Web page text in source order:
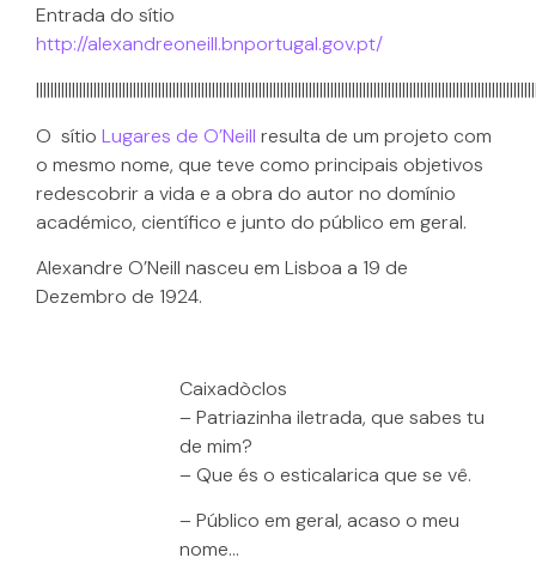
Entrada do sítio
http://alexandreoneill.bnportugal.gov.pt/
O sítio Lugares de O’Neill resulta de um projeto com
o mesmo nome, que teve como principais objetivos
redescobrir a vida e a obra do autor no domínio
académico, científico e junto do público em geral.
Alexandre O’Neill nasceu em Lisboa a 19 de
Dezembro de 1924.
Caixadòclos
– Patriazinha iletrada, que sabes tu
de mim?
– Que és o esticalarica que se vê.
– Público em geral, acaso o meu
nome…